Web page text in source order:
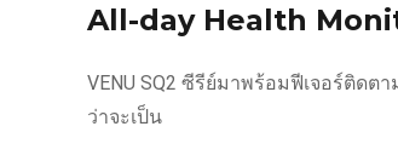
All-day Health
VENU SQ2 ซีรีย์มาพร้อมฟีเจอร์ติด
ว่าจะเป็น